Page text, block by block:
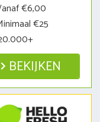
€6,00
€25
BEKIJKEN